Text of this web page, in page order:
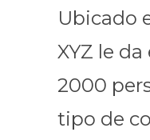
Ubicado
XYZ le
2000
tipo de